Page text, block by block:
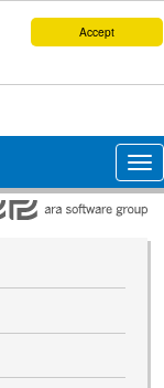
Accept